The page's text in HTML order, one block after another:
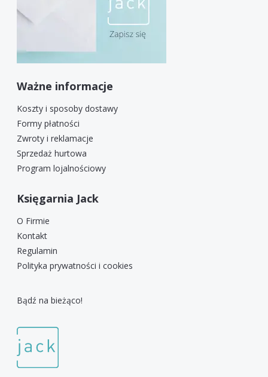
Ważne informacje
Koszty i sposoby dostawy
Formy płatności
Zwroty i reklamacje
Sprzedaż hurtowa
Program lojalnościowy
Księgarnia Jack
O Firmie
Kontakt
Regulamin
Polityka prywatności i cookies
Bądź na bieżąco!